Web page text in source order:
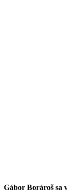
Gábor Borároš sa